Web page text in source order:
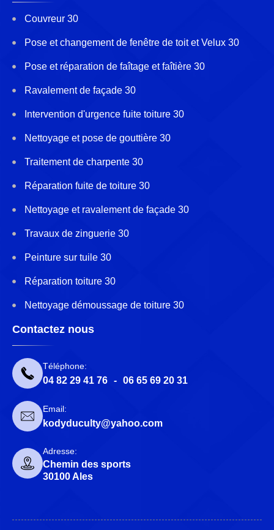
Couvreur 30
Pose et changement de fenêtre de toit et Velux 30
Pose et réparation de faîtage et faîtière 30
Ravalement de façade 30
Intervention d'urgence fuite toiture 30
Nettoyage et pose de gouttière 30
Traitement de charpente 30
Réparation fuite de toiture 30
Nettoyage et ravalement de façade 30
Travaux de zinguerie 30
Peinture sur tuile 30
Réparation toiture 30
Nettoyage démoussage de toiture 30
Contactez nous
Téléphone:
04 82 29 41 76 - 06 65 69 20 31
Email:
kodyduculty@yahoo.com
Adresse:
Chemin des sports
30100 Ales